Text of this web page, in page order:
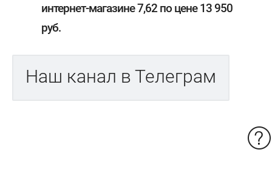
интернет-магазине 7,62 по цене 13 950
руб.
Наш канал в Телеграм